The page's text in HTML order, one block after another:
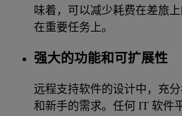
味着，可以减少耗费在差旅
在重要任务上。
强大的功能和可扩展性
远程支持软件的设计中，充
和新手的需求。任何 IT 软件